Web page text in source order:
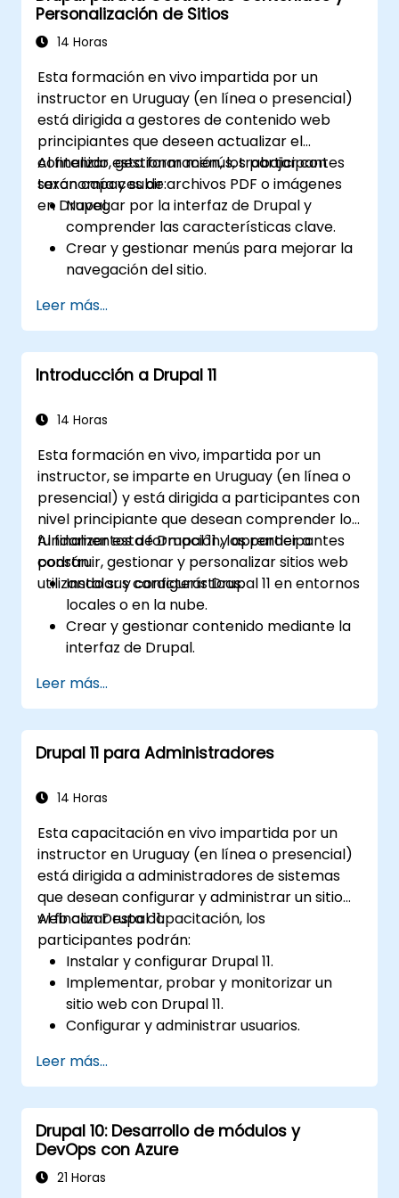
Personalización de Sitios
14 Horas
Esta formación en vivo impartida por un
instructor en Uruguay (en línea o presencial)
está dirigida a gestores de contenido web
principiantes que deseen actualizar el
contenido, gestionar menús, trabajar con
taxonomía y subir archivos PDF o imágenes
en Drupal.
Al finalizar esta formación, los participantes
serán capaces de:
Navegar por la interfaz de Drupal y
comprender las características clave.
Crear y gestionar menús para mejorar la
navegación del sitio.
organizar el contenido de forma efectiva.
Subir y gestionar archivos PDF, imágenes
y otros archivos multimedia.
Editar y publicar páginas de contenido
Leer más...
Introducción a Drupal 11
14 Horas
Esta formación en vivo, impartida por un
instructor, se imparte en Uruguay (en línea o
presencial) y está dirigida a participantes con
nivel principiante que desean comprender los
fundamentos de Drupal 11 y aprender a
construir, gestionar y personalizar sitios web
utilizando sus características.
Al finalizar esta formación, los participantes
podrán:
Instalar y configurar Drupal 11 en entornos
locales o en la nube.
Crear y gestionar contenido mediante la
interfaz de Drupal.
web mediante temas.
Ampliar las funcionalidades del sitio web
con módulos y complementos.
Comprender los roles de usuario, los
seguridad del sitio.
Drupal 11 de manera efectiva.
Leer más...
Drupal 11 para Administradores
14 Horas
Esta capacitación en vivo impartida por un
instructor en Uruguay (en línea o presencial)
está dirigida a administradores de sistemas
que desean configurar y administrar un sitio
web con Drupal 11.
Al finalizar esta capacitación, los
participantes podrán:
Instalar y configurar Drupal 11.
Implementar, probar y monitorizar un
sitio web con Drupal 11.
Configurar y administrar usuarios.
Optimizar el rendimiento de un sitio web
con Drupal 11.
Ejecutar copias de seguridad
programadas.
Implementar múltiples versiones de un
sitio web con Drupal 11 (multilingüe, móvil,
Leer más...
Drupal 10: Desarrollo de módulos y
DevOps con Azure
21 Horas